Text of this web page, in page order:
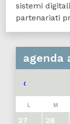
sistemi
partenariati
agenda
‹
L M
27 28